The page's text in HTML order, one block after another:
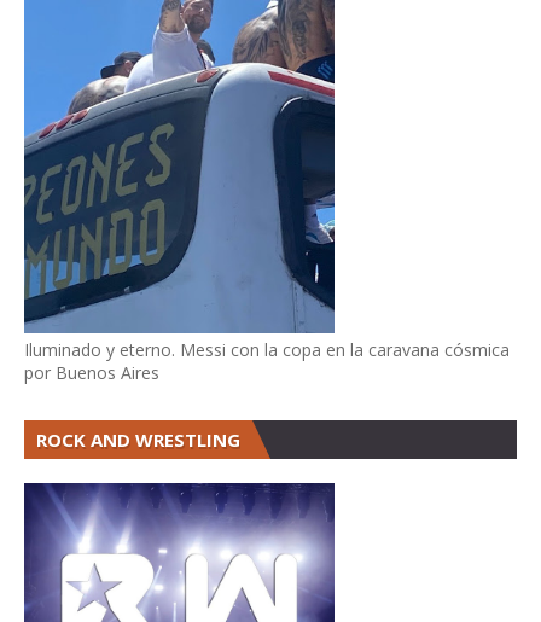
Iluminado y eterno. Messi con la copa en la caravana cósmica
por Buenos Aires
ROCK AND WRESTLING